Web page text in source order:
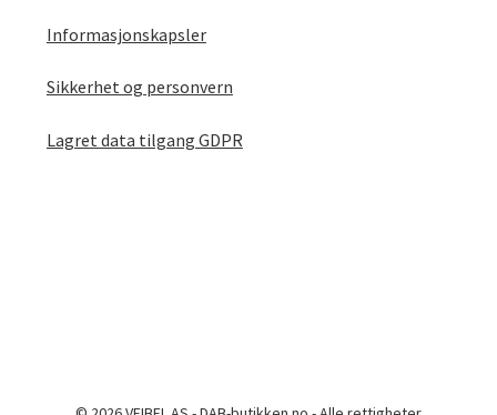
Informasjonskapsler
Sikkerhet og personvern
Lagret data tilgang GDPR